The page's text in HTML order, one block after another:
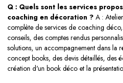
Q : Quels sont les services
coaching en décoration ? A :
complète de services de coaching
conseils, des comptes rendus
solutions, un accompagnement dans la
concept books, des devis détaillés, des
création d'un book déco et la